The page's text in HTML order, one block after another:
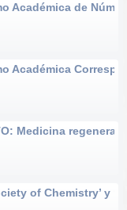
Académica de
Académica
Medicina
of Chemistry’ y